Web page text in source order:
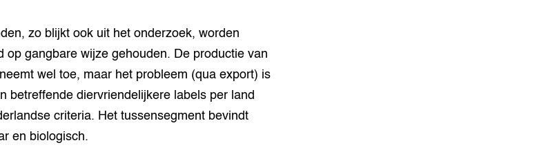
zo blijkt ook uit het onderzoek, worden
op gangbare wijze gehouden. De productie van
wel toe, maar het probleem (qua export) is
betreffende diervriendelijkere labels per land
criteria. Het tussensegment bevindt
en biologisch.